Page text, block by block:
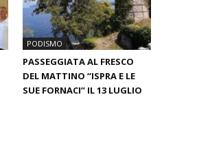
PODISMO
PASSEGGIATA AL FRESCO
DEL MATTINO “ISPRA E LE
SUE FORNACI” IL 13 LUGLIO